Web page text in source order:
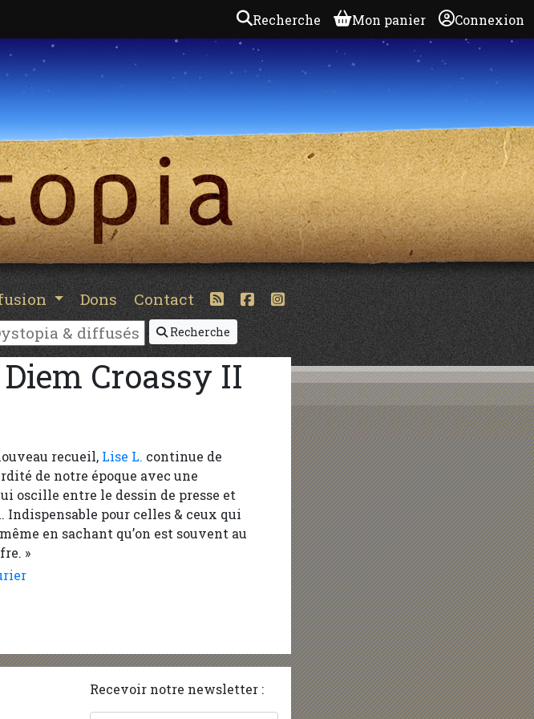
Recherche Mon panier Connexion
Dons Contact
Recherche
Croassy II
recueil, Lise L. continue de
de notre époque avec une
oscille entre le dessin de presse et
Indispensable pour celles & ceux qui
en sachant qu’on est souvent au
»
Recevoir notre newsletter :